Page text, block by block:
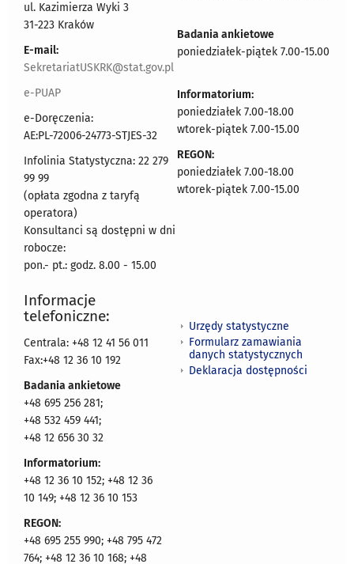
ul. Kazimierza Wyki 3
31-223 Kraków
E-mail:
SekretariatUSKRK@stat.gov.pl
e-PUAP
e-Doręczenia:
AE:PL-72006-24773-STJES-32
Infolinia Statystyczna: 22 279
99 99
(opłata zgodna z taryfą
operatora)
Konsultanci są dostępni w dni
robocze:
pon.- pt.: godz. 8.00 - 15.00
Badania ankietowe
poniedziałek-piątek 7.00-15.00
Informatorium:
poniedziałek 7.00-18.00
wtorek-piątek 7.00-15.00
REGON:
poniedziałek 7.00-18.00
wtorek-piątek 7.00-15.00
Informacje
telefoniczne:
Centrala: +48 12 41 56 011
Fax:+48 12 36 10 192
Badania ankietowe
+48 695 256 281;
+48 532 459 441;
+48 12 656 30 32
Informatorium:
+48 12 36 10 152; +48 12 36
10 149; +48 12 36 10 153
REGON:
+48 695 255 990; +48 795 472
764; +48 12 36 10 168; +48
Urzędy statystyczne
Formularz zamawiania
danych statystycznych
Deklaracja dostępności